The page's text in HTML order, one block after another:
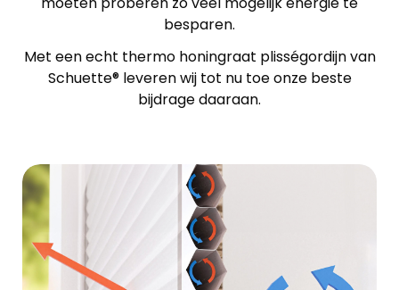
besparen.
Met een echt thermo honingraat plisségordijn van
Schuette® leveren wij tot nu toe onze beste
bijdrage daaraan.